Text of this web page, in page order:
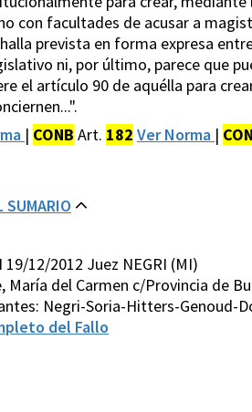
con facultades de acusar a
prevista en forma expresa
ni, por último, parece que
el artículo 90 de aquélla para
| CONB Art. 182 Ver Norma |
SUMARIO
19/12/2012 Juez NEGRI (MI)
María del Carmen c/Provincia de
Negri-Soria-Hitters-Genoud-
del Fallo